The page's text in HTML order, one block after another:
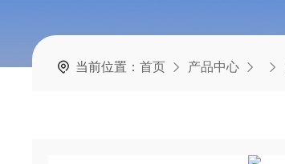
当前位置：首页 产品中心